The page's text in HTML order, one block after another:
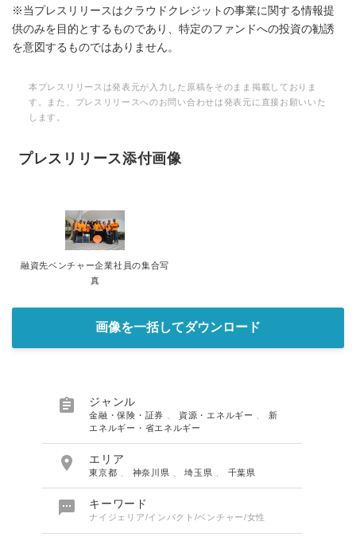
※当プレスリリースはクラウドクレジットの事業に関する情報提
供のみを目的とするものであり、特定のファンドへの投資の勧誘
を意図するものではありません。
本プレスリリースは発表元が入力した原稿をそのまま掲載しておりま
す。また、プレスリリースへのお問い合わせは発表元に直接お願いいた
します。
プレスリリース添付画像
融資先ベンチャー企業社員の集合写
真
画像を一括してダウンロード
 ジャンル
金融・保険・証券 資源・エネルギー
新
エネルギー・省エネルギー
 エリア
東京都 神奈川県 、埼玉県 千葉県
 キーワード
ナイジェリア/インパクト/ベンチャー/女性